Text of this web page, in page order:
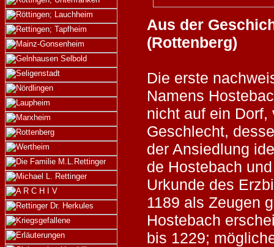
Aus der
(Rottenberg)
Die erste
Namens
nicht auf ein
Geschlecht,
der Ansiedlung
de Hostebach
Urkunde des
1189 als Zeugen
Hostebach
bis 1229;